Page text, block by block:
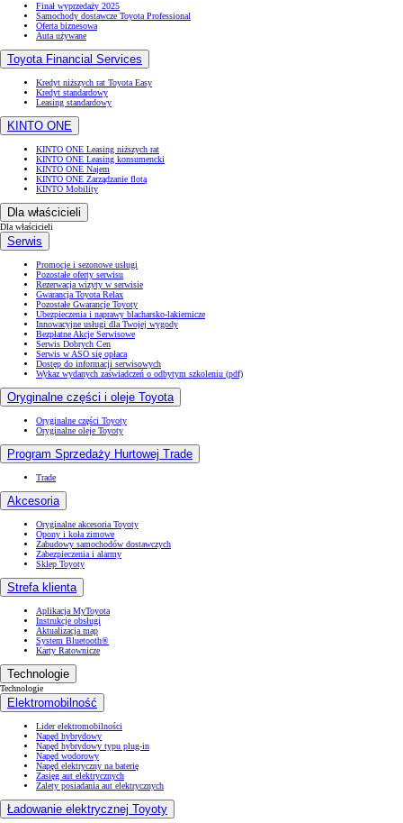
Finał wyprzedaży 2025
Samochody dostawcze Toyota Professional
Oferta biznesowa
Auta używane
Toyota Financial Services
Kredyt niższych rat Toyota Easy
Kredyt standardowy
Leasing standardowy
KINTO ONE
KINTO ONE Leasing niższych rat
KINTO ONE Leasing konsumencki
KINTO ONE Najem
KINTO ONE Zarządzanie flotą
KINTO Mobility
Dla właścicieli
Dla właścicieli
Serwis
Promocje i sezonowe usługi
Pozostałe oferty serwisu
Rezerwacja wizyty w serwisie
Gwarancja Toyota Relax
Pozostałe Gwarancje Toyoty
Ubezpieczenia i naprawy blacharsko-lakiernicze
Innowacyjne usługi dla Twojej wygody
Bezpłatne Akcje Serwisowe
Serwis Dobrych Cen
Serwis w ASO się opłaca
Dostęp do informacji serwisowych
Wykaz wydanych zaświadczeń o odbytym szkoleniu (pdf)
Oryginalne części i oleje Toyota
Oryginalne części Toyoty
Oryginalne oleje Toyoty
Program Sprzedaży Hurtowej Trade
Trade
Akcesoria
Oryginalne akcesoria Toyoty
Opony i koła zimowe
Zabudowy samochodów dostawczych
Zabezpieczenia i alarmy
Sklep Toyoty
Strefa klienta
Aplikacja MyToyota
Instrukcje obsługi
Aktualizacja map
System Bluetooth®
Karty Ratownicze
Technologie
Technologie
Elektromobilność
Lider elektromobilności
Napęd hybrydowy
Napęd hybrydowy typu plug-in
Napęd wodorowy
Napęd elektryczny na baterię
Zasięg aut elektrycznych
Zalety posiadania aut elektrycznych
Ładowanie elektrycznej Toyoty